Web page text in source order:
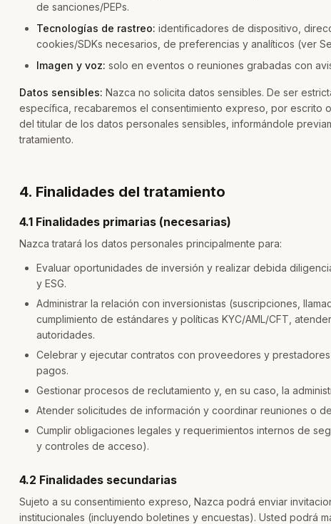
de sanciones/PEPs.
Tecnologías de rastreo: identificadores de dispositivo,
cookies/SDKs necesarios, de preferencias y analíticos (ver
Imagen y voz: solo en eventos o reuniones grabadas con
Datos sensibles: Nazca no solicita datos sensibles. De ser
específica, recabaremos el consentimiento expreso, por escrito
del titular de los datos personales sensibles, informándole
tratamiento.
4. Finalidades del tratamiento
4.1 Finalidades primarias (necesarias)
Nazca tratará los datos personales principalmente para:
Evaluar oportunidades de inversión y realizar debida
y ESG.
Administrar la relación con inversionistas (suscripciones,
cumplimiento de estándares y políticas KYC/AML/CFT,
autoridades.
Celebrar y ejecutar contratos con proveedores y
pagos.
Gestionar procesos de reclutamiento y, en su caso, la
Atender solicitudes de información y coordinar reuniones o
Cumplir obligaciones legales y requerimientos internos de
y controles de acceso).
4.2 Finalidades secundarias
Sujeto a su consentimiento expreso, Nazca podrá enviar
institucionales (incluyendo boletines y encuestas). Usted podrá